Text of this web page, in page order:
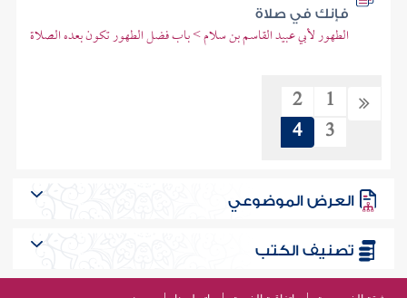
فإنك في صلاة
الطهور لأبي عبيد القاسم بن سلام > باب فضل الطهور تكون بعده الصلاة
1
2
3
4
العرض الموضوعي
تصنيف الكتب